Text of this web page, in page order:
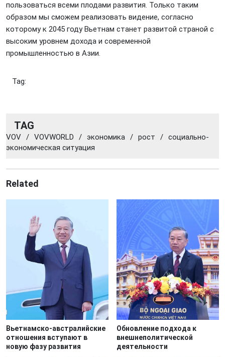
пользоваться всеми плодами развития. Только таким
образом мы сможем реализовать видение, согласно
которому к 2045 году Вьетнам станет развитой страной с
высоким уровнем дохода и современной
промышленностью в Азии.
Tag:
TAG
VOV / VOVWORLD / экономика / рост / социально-
экономическая ситуация
Related
Вьетнамско-австралийские
отношения вступают в
новую фазу развития
Обновление подхода к
внешнеполитической
деятельности